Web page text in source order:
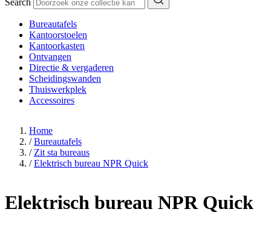
Search
Bureautafels
Kantoorstoelen
Kantoorkasten
Ontvangen
Directie & vergaderen
Scheidingswanden
Thuiswerkplek
Accessoires
Home
/ Bureautafels
/ Zit sta bureaus
/ Elektrisch bureau NPR Quick
Elektrisch bureau NPR Quick